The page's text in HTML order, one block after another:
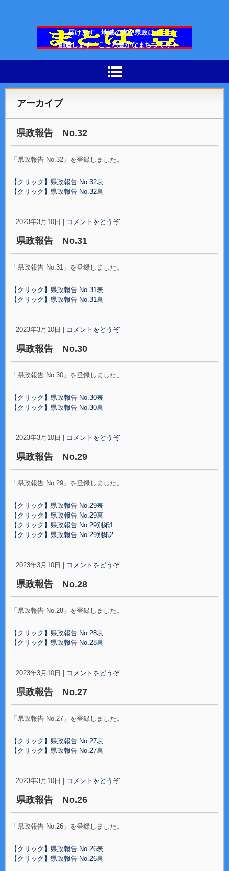
届けます 地域の声を県政に！
創造します こころ豊かなまちづくり！
アーカイブ
県政報告 No.32
「県政報告 No.32」を登録しました。
【クリック】県政報告 No.32表
【クリック】県政報告 No.32裏
2023年3月10日 コメントをどうぞ
県政報告 No.31
「県政報告 No.31」を登録しました。
【クリック】県政報告 No.31表
【クリック】県政報告 No.31裏
2023年3月10日 コメントをどうぞ
県政報告 No.30
「県政報告 No.30」を登録しました。
【クリック】県政報告 No.30表
【クリック】県政報告 No.30裏
2023年3月10日 コメントをどうぞ
県政報告 No.29
「県政報告 No.29」を登録しました。
【クリック】県政報告 No.29表
【クリック】県政報告 No.29裏
【クリック】県政報告 No.29別紙1
【クリック】県政報告 No.29別紙2
2023年3月10日 コメントをどうぞ
県政報告 No.28
「県政報告 No.28」を登録しました。
【クリック】県政報告 No.28表
【クリック】県政報告 No.28裏
2023年3月10日 コメントをどうぞ
県政報告 No.27
「県政報告 No.27」を登録しました。
【クリック】県政報告 No.27表
【クリック】県政報告 No.27裏
2023年3月10日 コメントをどうぞ
県政報告 No.26
「県政報告 No.26」を登録しました。
【クリック】県政報告 No.26表
【クリック】県政報告 No.26裏